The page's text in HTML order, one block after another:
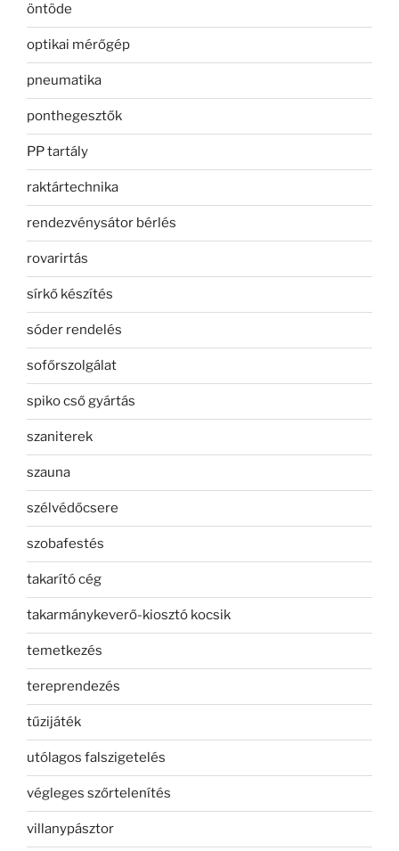
öntöde
optikai mérőgép
pneumatika
ponthegesztők
PP tartály
raktártechnika
rendezvénysátor bérlés
rovarirtás
sírkő készítés
sóder rendelés
sofőrszolgálat
spiko cső gyártás
szaniterek
szauna
szélvédőcsere
szobafestés
takarító cég
takarmánykeverő-kiosztó kocsik
temetkezés
tereprendezés
tűzijáték
utólagos falszigetelés
végleges szőrtelenítés
villanypásztor